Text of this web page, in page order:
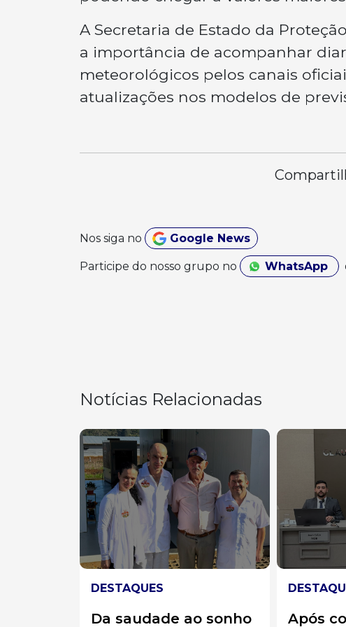
A Secretaria de Estado da
a importância de acompanhar
meteorológicos pelos canais
atualizações nos modelos de
Nos siga no Google News
Participe do nosso grupo no WhatsApp
Notícias Relacionadas
DESTAQUES
Após conclusão dos
CAMPOS